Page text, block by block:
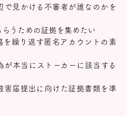
で見かける不審者が誰なのかを
うための証拠を集めたい
を繰り返す匿名アカウントの素
が本当にストーカーに該当する
害届提出に向けた証拠書類を準